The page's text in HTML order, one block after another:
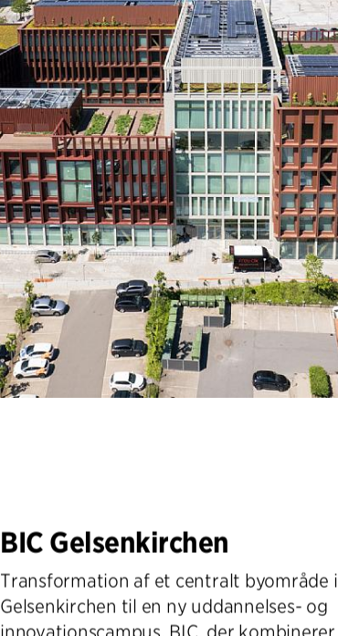
BIC Gelsenkirchen
Transformation af et centralt byområde i
Gelsenkirchen til en ny uddannelses- og
innovationscampus, BIC, der kombinerer